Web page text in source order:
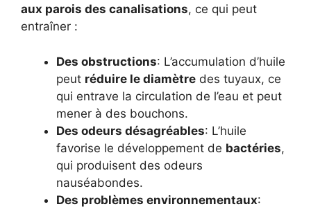
aux parois des canalisations, ce qui peut
entraîner :
Des obstructions: L’accumulation d’huile
peut réduire le diamètre des tuyaux, ce
qui entrave la circulation de l’eau et peut
mener à des bouchons.
Des odeurs désagréables: L’huile
favorise le développement de bactéries,
qui produisent des odeurs
nauséabondes.
Des problèmes environnementaux: